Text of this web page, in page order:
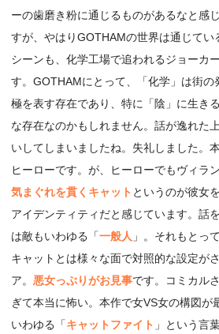
ーの歯磨き粉に通じるものがあるなと感
すが、やはりGOTHAMの世界は通じてい
シーンも、化学工場で追われるジョーカ
す。GOTHAMにとって、「化学」は街の
極を表す存在であり、特に「陰」に生き
な存在なのかもしれません。話が逸れた
いしてしまいましたね。失礼しました。
ヒーローです。が、ヒーローでもヴィラ
気まぐれを貫くキャット というのが彼女
アイデンティティだと感じています。話
は敵もいわゆる「一般人 」。それもとっ
キャットとは様々な面で対照的な設定が
ア。 悪女っぷりがお見事です。コミカル
ぎて本当に怖い。本作で女VS女の構図が
いわゆる「キャットファイト 」という言